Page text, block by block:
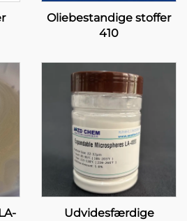
Oliebestandige stoffer
410
Udvidesfærdige